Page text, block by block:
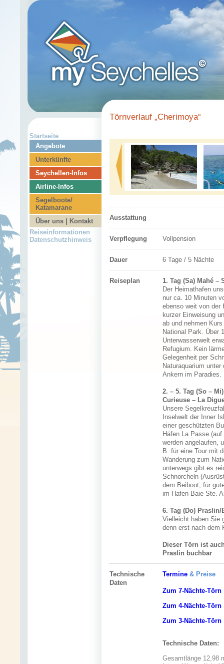
Startseite
Angebote
Unterkünfte
Seychellen-Infos
Airline-Infos
Segelboote/
Katamarane
Über uns | Kontakt
Reiseinformationen
Datenschutzhinweis
Törnverlauf „Cherimoya“
Ausstattung
Verpflegung Vollpension
Dauer 6 Tage / 5 Nächte
Reiseplan
1. Tag (Sa) Mahé –
Der Heimathafen
nur ca. 10 Minuten
ebenso weit von der
kurzer Einweisung
ab und nehmen
National Park. Über
Unterwasserwelt
Refugium. Kein
Gelegenheit per
Naturaquarium
Ankern im Paradies.
2. – 5. Tag (So –
Curieuse – La
Unsere
Inselwelt der Inner
einer geschützten
Häfen La Passe
werden angelaufen,
B. für eine Tour mit
Wanderung zum
unterwegs gibt es
Schnorcheln
dem Beiboot, für
im Hafen Baie Ste.
6. Tag (Do) Praslin/
Vielleicht haben Sie
denn erst nach dem
Dieser Törn ist
Praslin buchbar
Technische
Daten
Termine & Preise
Zum 7-Nächte-Törn
Zum 4-Nächte-Törn
Zum 3-Nächte-Törn
Technische Daten:
Gesamtlänge 12,98